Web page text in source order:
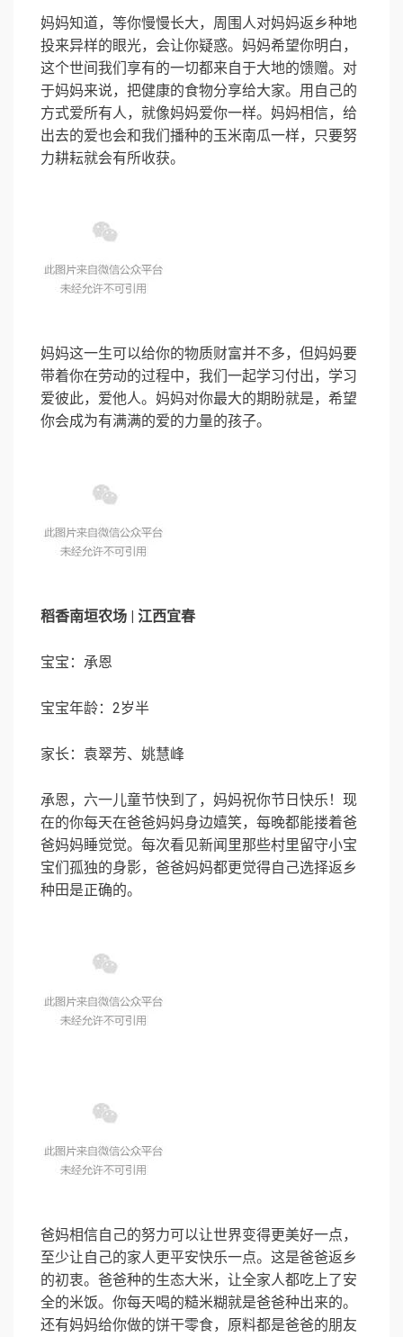
妈妈知道，等你慢慢长大，周围人对妈妈返乡种地
投来异样的眼光，会让你疑惑。妈妈希望你明白，
这个世间我们享有的一切都来自于大地的馈赠。对
于妈妈来说，把健康的食物分享给大家。用自己的
方式爱所有人，就像妈妈爱你一样。妈妈相信，给
出去的爱也会和我们播种的玉米南瓜一样，只要努
力耕耘就会有所收获。
妈妈这一生可以给你的物质财富并不多，但妈妈要
带着你在劳动的过程中，我们一起学习付出，学习
爱彼此，爱他人。妈妈对你最大的期盼就是，希望
你会成为有满满的爱的力量的孩子。
稻香南垣农场 | 江西宜春
宝宝：承恩
宝宝年龄：2岁半
家长：袁翠芳、姚慧峰
承恩，六一儿童节快到了，妈妈祝你节日快乐！现
在的你每天在爸爸妈妈身边嬉笑，每晚都能搂着爸
爸妈妈睡觉觉。每次看见新闻里那些村里留守小宝
宝们孤独的身影，爸爸妈妈都更觉得自己选择返乡
种田是正确的。
爸妈相信自己的努力可以让世界变得更美好一点，
至少让自己的家人更平安快乐一点。这是爸爸返乡
的初衷。爸爸种的生态大米，让全家人都吃上了安
全的米饭。你每天喝的糙米糊就是爸爸种出来的。
还有妈妈给你做的饼干零食，原料都是爸爸的朋友